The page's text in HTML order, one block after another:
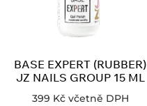
BASE EXPERT (RUBBER)
JZ NAILS GROUP 15 ML
399 Kč včetně DPH